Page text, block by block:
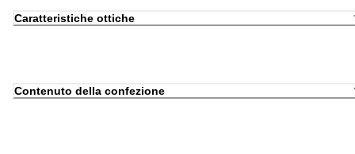
Caratteristiche ottiche
Contenuto della confezione